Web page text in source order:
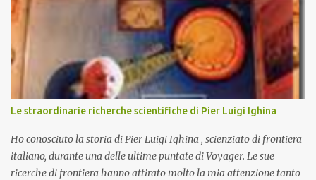
paradossi e delle lacune difficilmente sormontabili che sono tali da
far pensare che con il miglioramento delle osservazioni
sperimentali si possa un giorno chiarirne l'origine e la sua
evoluzione. Una volta chiarita l'origine e il meccanismo di
formazione dell'Universo primordiale saremo qui di nuovo a
domandarci: perché esiste l'Universo? D'altra parte sono le
domande più affascinanti che ci attanagliano fin dalle prime
apparizioni della Specie Umana sulla terra. Ecco alcune delle più
affascinanti teo...
Le straordinarie richerche scientifiche di Pier Luigi Ighina
Ho conosciuto la storia di Pier Luigi Ighina , scienziato di frontiera
italiano, durante una delle ultime puntate di Voyager. Le sue
ricerche di frontiera hanno attirato molto la mia attenzione tanto